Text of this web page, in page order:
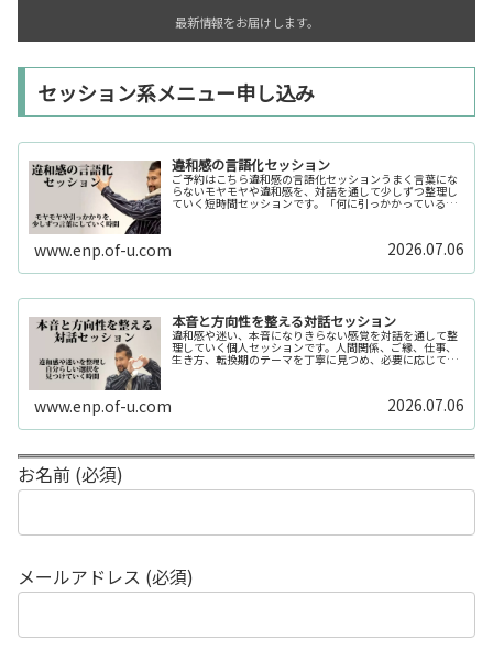
最新情報をお届けします。
セッション系メニュー申し込み
違和感の言語化セッション
ご予約はこちら違和感の言語化セッションうまく言葉にな
らないモヤモヤや違和感を、対話を通して少しずつ整理し
ていく短時間セッションです。「何に引っかかっているの
か分からない」「今の自分の状態を整理したい」そんな時
www.enp.of-u.com 2026.07.06
本音と方向性を整える対話セッション
違和感や迷い、本音になりきらない感覚を対話を通して整
理していく個人セッションです。人間関係、ご縁、仕事、
生き方、転換期のテーマを丁寧に見つめ、必要に応じてカ
ードや感性の視点も補助的に用います。
www.enp.of-u.com 2026.07.06
お名前 (必須)
メールアドレス (必須)